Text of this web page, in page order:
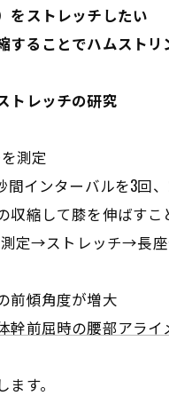
をストレッチしたい
することでハムストリ
トレッチの研究
測定
間インターバルを3回
収縮して膝を伸ばすこ
定→ストレッチ→長座
前傾角度が増大
幹前屈時の腰部アラ
す。